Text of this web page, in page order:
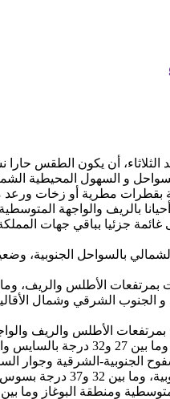
غد الثلاثاء، أن يكون
و السهول المحيطية
مطرية أو زخات ورعد
بالريف والواجهة
جزئيا بباقي جهات
بالسواحل الجنوبية،
الشرقية و البوغاز وقرب
الأقاليم الجنوبية.
ومنطقة البوغاز